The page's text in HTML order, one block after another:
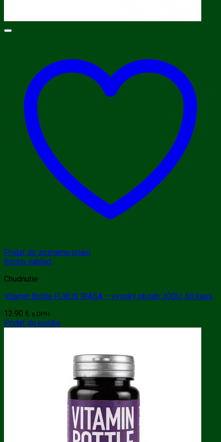
Pridať do zoznamu prianí
Rýchly náhľad
Chudnutie
Vitamin Bottle FUKUS RIASA – vysoký obsah JÓDU, 60 kaps
12.90 € s DPH
Pridať do košíka